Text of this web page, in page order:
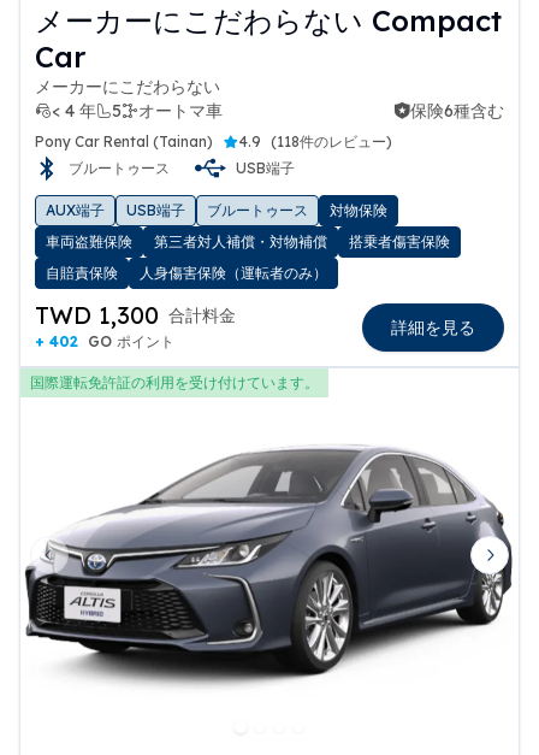
メーカーにこだわらない Compact
Car
メーカーにこだわらない
< 4 年
5 オートマ車
保険6種含む 保険6種含む
Pony Car Rental (Tainan) 4.9 (118件のレビュー)
ブルートゥース
USB端子
AUX端子 USB端子 ブルートゥース
対物保険
車両盗難保険
第三者対人補償・対物補償
搭乗者傷害保険
自賠責保険
人身傷害保険（運転者のみ）
TWD 1,300 合計料金
+ 402 GO ポイント
詳細を見る
国際運転免許証の利用を受け付けています。
Previous slide Next